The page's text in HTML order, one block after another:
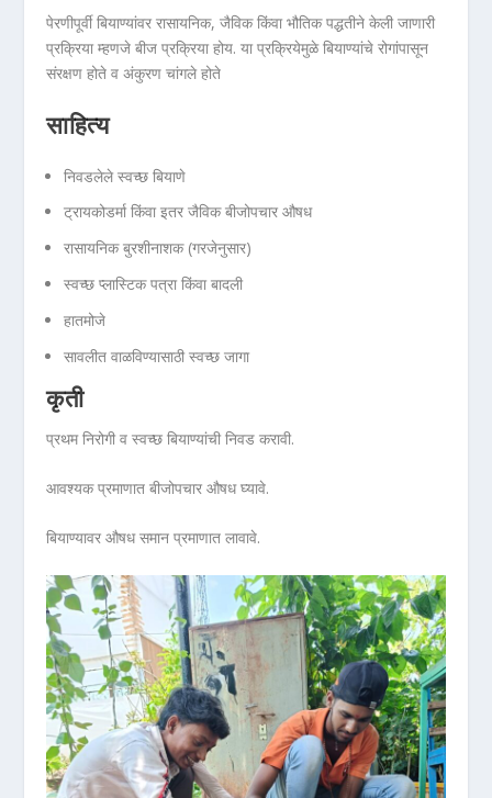
पेरणीपूर्वी बियाण्यांवर रासायनिक, जैविक किंवा भौतिक पद्धतीने केली जाणारी
प्रक्रिया म्हणजे बीज प्रक्रिया होय. या प्रक्रियेमुळे बियाण्यांचे रोगांपासून
संरक्षण होते व अंकुरण चांगले होते
साहित्य
निवडलेले स्वच्छ बियाणे
ट्रायकोडर्मा किंवा इतर जैविक बीजोपचार औषध
रासायनिक बुरशीनाशक (गरजेनुसार)
स्वच्छ प्लास्टिक पत्रा किंवा बादली
हातमोजे
सावलीत वाळविण्यासाठी स्वच्छ जागा
कृती
प्रथम निरोगी व स्वच्छ बियाण्यांची निवड करावी.
आवश्यक प्रमाणात बीजोपचार औषध घ्यावे.
बियाण्यावर औषध समान प्रमाणात लावावे.